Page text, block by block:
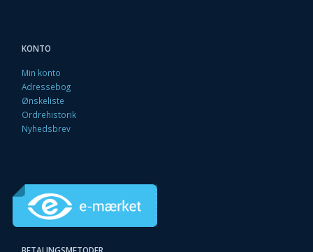
KONTO
Min konto
Adressebog
Ønskeliste
Ordrehistorik
Nyhedsbrev